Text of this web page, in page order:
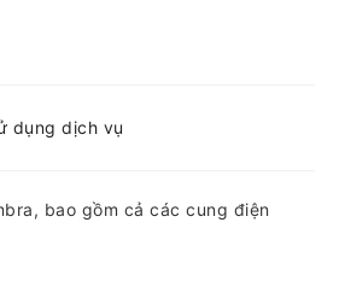
dụng dịch vụ
bao gồm cả các cung điện